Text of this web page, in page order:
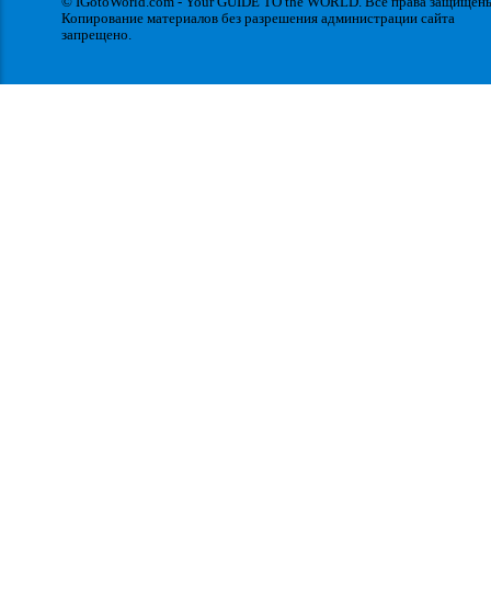
Копирование материалов без разрешения администрации сайта
запрещено.